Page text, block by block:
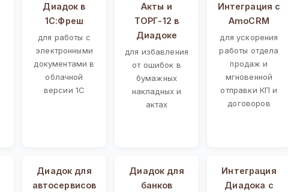
Диадок в
1С:Фреш
для работы с
электронными
документами в
облачной
версии 1С
Акты и
ТОРГ-12 в
Диадоке
для избавления
от ошибок в
бумажных
накладных и
актах
Интеграция с
AmoCRM
для ускорения
работы отдела
продаж и
мгновенной
отправки КП и
договоров
Диадок для
автосервисов
Диадок для
банков
Интеграция
Диадока с